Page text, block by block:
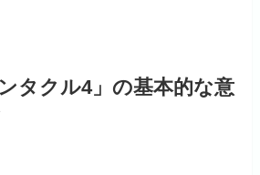
タクル4」の基本的な意